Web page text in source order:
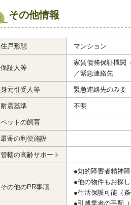
その他情報
住戸形態 マンション
保証人等
家賃債務保証機関
／緊急連絡先
身元引受人等 緊急連絡先のみ要
耐震基準 不明
ペットの飼育
最寄の利便施設
管轄の高齢サポート
その他のPR事項
●知的障害者精神
●他の物件もお探し
●生活保護可能（条
●引越業者の手配